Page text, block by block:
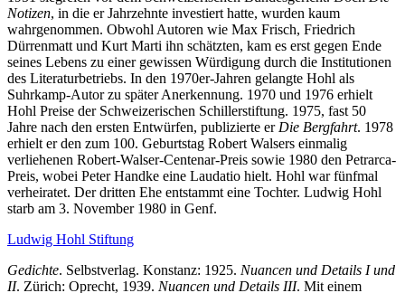
Notizen, in die er Jahrzehnte investiert hatte, wurden kaum
wahrgenommen. Obwohl Autoren wie Max Frisch, Friedrich
Dürrenmatt und Kurt Marti ihn schätzten, kam es erst gegen Ende
seines Lebens zu einer gewissen Würdigung durch die Institutionen
des Literaturbetriebs. In den 1970er-Jahren gelangte Hohl als
Suhrkamp-Autor zu später Anerkennung. 1970 und 1976 erhielt
Hohl Preise der Schweizerischen Schillerstiftung. 1975, fast 50
Jahre nach den ersten Entwürfen, publizierte er Die Bergfahrt. 1978
erhielt er den zum 100. Geburtstag Robert Walsers einmalig
verliehenen Robert-Walser-Centenar-Preis sowie 1980 den Petrarca-
Preis, wobei Peter Handke eine Laudatio hielt. Hohl war fünfmal
verheiratet. Der dritten Ehe entstammt eine Tochter. Ludwig Hohl
starb am 3. November 1980 in Genf.
Ludwig Hohl Stiftung
Gedichte. Selbstverlag. Konstanz: 1925. Nuancen und Details I und
II. Zürich: Oprecht, 1939. Nuancen und Details III. Mit einem